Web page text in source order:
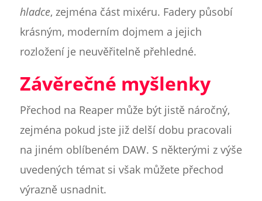
hladce, zejména část mixéru. Fadery působí
krásným, moderním dojmem a jejich
rozložení je neuvěřitelně přehledné.
Závěrečné myšlenky
Přechod na Reaper může být jistě náročný,
zejména pokud jste již delší dobu pracovali
na jiném oblíbeném DAW. S některými z výše
uvedených témat si však můžete přechod
výrazně usnadnit.